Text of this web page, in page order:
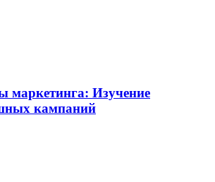
маркетинга: Изучение
кампаний